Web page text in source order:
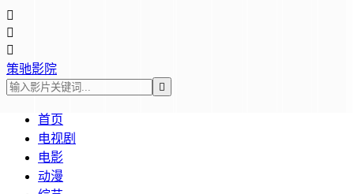



策驰影院

首页
电视剧
电影
动漫